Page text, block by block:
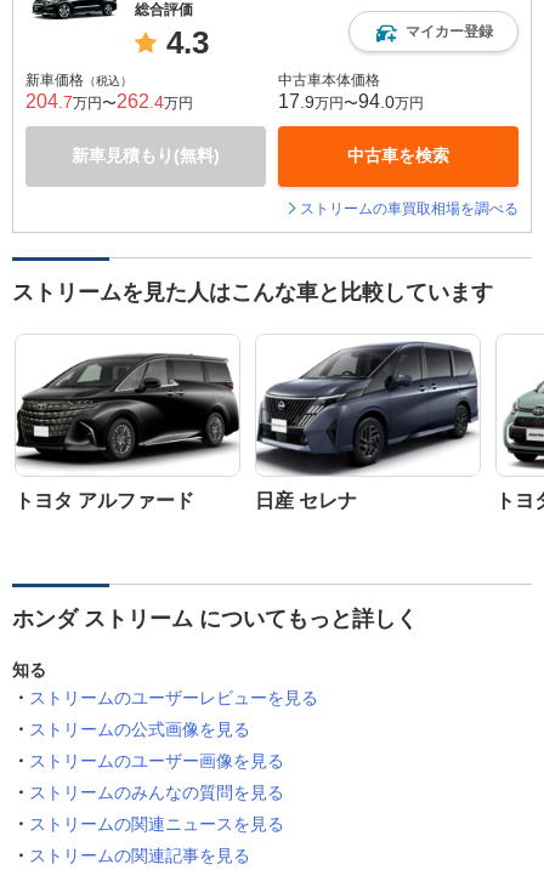
総合評価
4.3 マイカー登録
新車価格 （税込）
204 .7万円〜262 .4万円
新車見積もり(無料)
中古車本体価格
17 .9万円〜94 .0万円
中古車を検索
ストリームの車買取相場を調べる
ストリームを見た人はこんな車と比較しています
トヨタ アルファード 日産 セレナ ト
ホンダ ストリーム についてもっと詳しく
知る
ストリームのユーザーレビューを見る
ストリームの公式画像を見る
ストリームのユーザー画像を見る
ストリームのみんなの質問を見る
ストリームの関連ニュースを見る
ストリームの関連記事を見る